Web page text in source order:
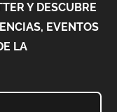
Y DESCUBRE
EVENTOS
LA